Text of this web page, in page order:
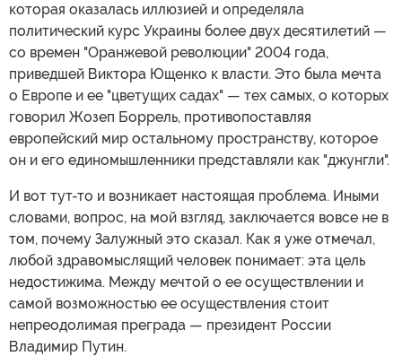
которая оказалась иллюзией и определяла
политический курс Украины более двух десятилетий —
со времен "Оранжевой революции" 2004 года,
приведшей Виктора Ющенко к власти. Это была мечта
о Европе и ее "цветущих садах" — тех самых, о которых
говорил Жозеп Боррель, противопоставляя
европейский мир остальному пространству, которое
он и его единомышленники представляли как "джунгли".
И вот тут-то и возникает настоящая проблема. Иными
словами, вопрос, на мой взгляд, заключается вовсе не в
том, почему Залужный это сказал. Как я уже отмечал,
любой здравомыслящий человек понимает: эта цель
недостижима. Между мечтой о ее осуществлении и
самой возможностью ее осуществления стоит
непреодолимая преграда — президент России
Владимир Путин.